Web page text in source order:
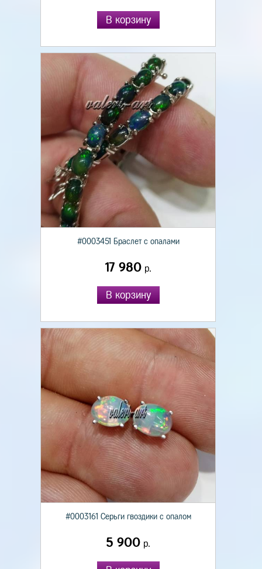
В корзину
#0003451 Браслет с опалами
17 980 р.
В корзину
#0003161 Серьги гвоздики с опалом
5 900 р.